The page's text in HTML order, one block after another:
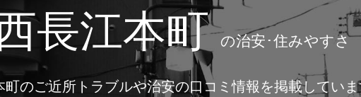
長江本町の治安･住みやすさ
のご近所トラブルや治安の口コミ情報を掲載してい